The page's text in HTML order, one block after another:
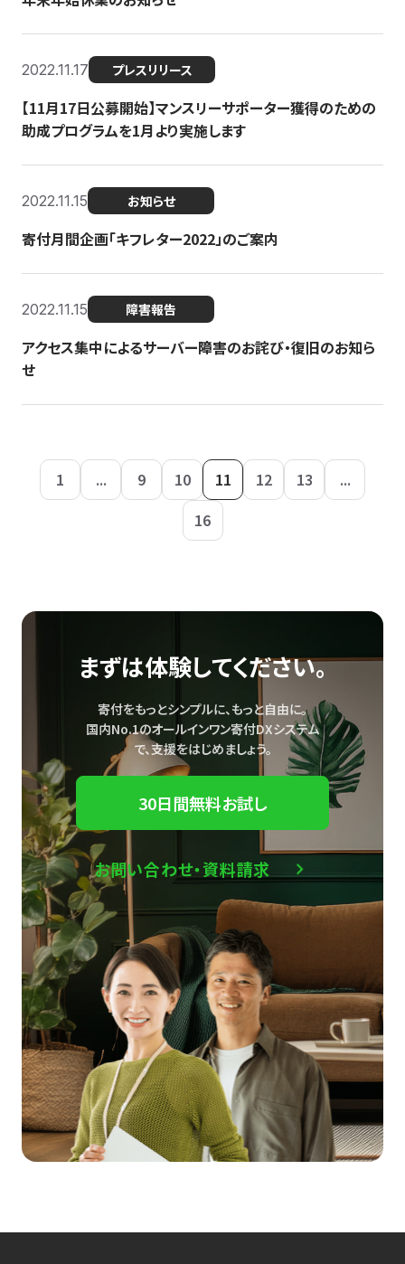
2022.11.17 プレスリリース
【11月17日公募開始】マンスリーサポーター獲得のための
助成プログラムを1月より実施します
2022.11.15 お知らせ
寄付月間企画「キフレター2022」のご案内
2022.11.15 障害報告
アクセス集中によるサーバー障害のお詫び・復旧のお知ら
せ
1 ... 9 10 11 12 13
...
16
まずは体験してください。
寄付をもっとシンプルに、もっと自由に。
国内No.1のオールインワン寄付DXシステム
で、支援をはじめましょう。
30日間無料お試し
お問い合わせ・資料請求